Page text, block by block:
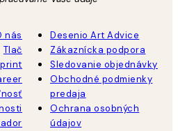
nás
Tlač
Desenio Art Advice
Zákaznícka podpora
Sledovanie objednávky
Obchodné podmienky
predaja
Ochrana osobných
údajov